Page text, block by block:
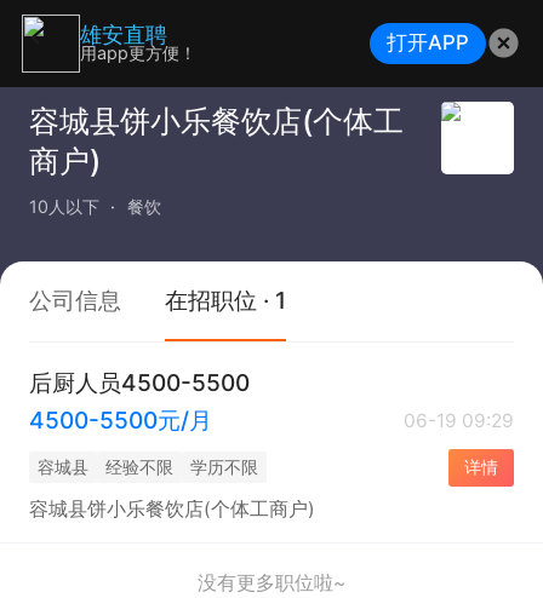
容城县饼小乐餐饮店(个体工
商户)
10人以下 餐饮
公司信息 在招职位 · 1
后厨人员4500-5500
4500-5500元/月
06-19 09:29
容城县 经验不限 学历不限 详情
容城县饼小乐餐饮店(个体工商户)
没有更多职位啦~
雄安直聘
用app更方便！ 打开APP